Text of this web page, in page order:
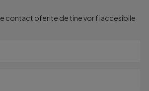
contact oferite de tine vor fi accesibile